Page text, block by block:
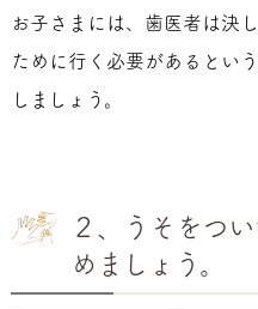
お子さまには、歯医者は決
ために行く必要があるとい
しましょう。
２、うそをつ
めましょう。